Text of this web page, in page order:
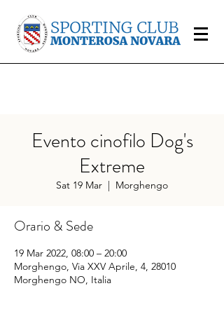
Evento cinofilo Dog's
Extreme
Sat 19 Mar
  |
Morghengo
Orario & Sede
19 Mar 2022, 08:00 – 20:00
Morghengo, Via XXV Aprile, 4, 28010
Morghengo NO, Italia